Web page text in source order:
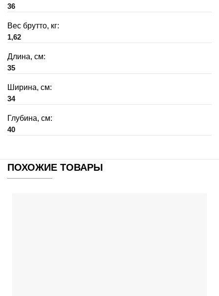
36
Вес брутто, кг:
1,62
Длина, см:
35
Ширина, см:
34
Глубина, см:
40
ПОХОЖИЕ ТОВАРЫ